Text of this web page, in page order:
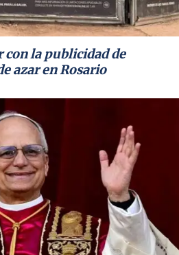
la publicidad de
azar en Rosario